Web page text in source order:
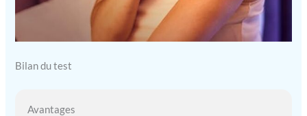
Bilan du test
Avantages